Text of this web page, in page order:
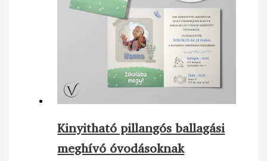
Kinyitható pillangós ballagási
meghívó óvodásoknak